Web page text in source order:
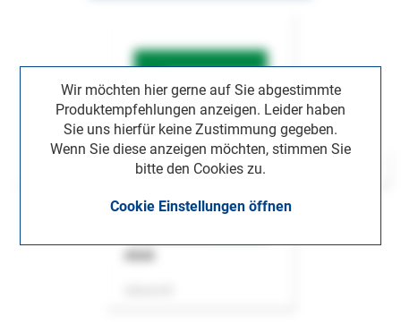
Wir möchten hier gerne auf Sie abgestimmte
Produktempfehlungen anzeigen. Leider haben
Sie uns hierfür keine Zustimmung gegeben.
Wenn Sie diese anzeigen möchten, stimmen Sie
bitte den Cookies zu.
Cookie Einstellungen öffnen